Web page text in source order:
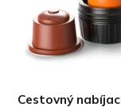
Cestovný